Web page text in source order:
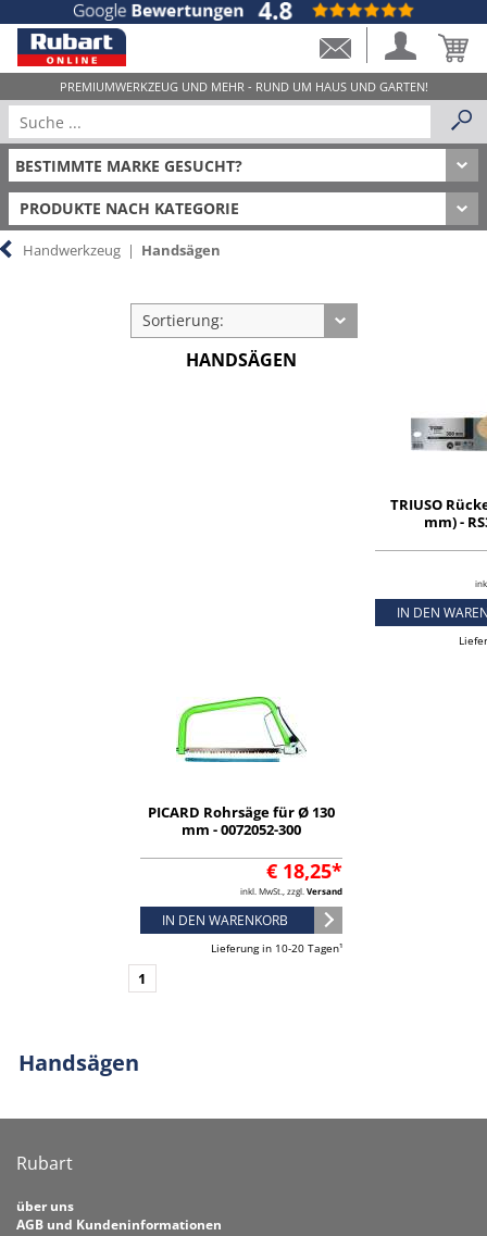
PRODUKTE NACH KATEGORIE
Handwerkzeug | Handsägen
Sortierung:
HANDSÄGEN
TRIUSO
mm) -
IN DEN
PICARD Rohrsäge für Ø 130
mm - 0072052-300
€ 18,25*
inkl. MwSt., zzgl. Versand
IN DEN WARENKORB
Lieferung in 10-20 Tagen¹
1
Handsägen
Rubart
über uns
AGB und Kundeninformationen